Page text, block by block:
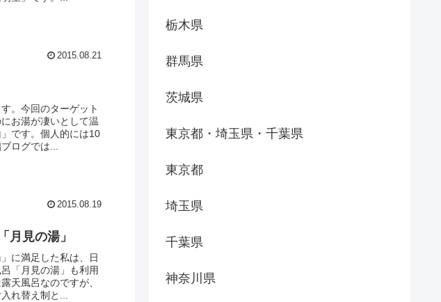
2015.08.21
。今回のターゲット
お湯が凄いとして温
です。個人的には10
ログでは...
2015.08.19
見の湯」
に満足した私は、日
「月見の湯」も利用
天風呂なのですが、
れ替え制と...
栃木県
群馬県
茨城県
東京都・埼玉県・千葉県
東京都
埼玉県
千葉県
神奈川県